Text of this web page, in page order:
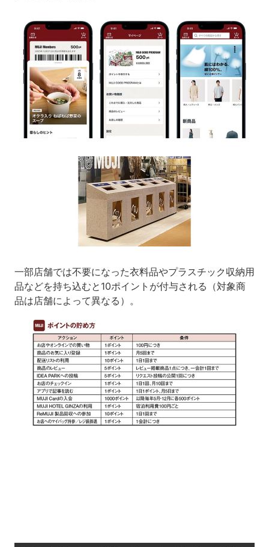
一部店舗では不要になった衣料品やプラスチック収納用
品などを持ち込むと10ポイントが付与される（対象商
品は店舗によって異なる）。